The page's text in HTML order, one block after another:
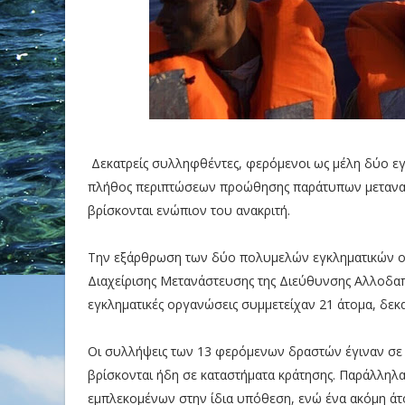
Δεκατρείς συλληφθέντες, φερόμενοι ως μέλη δύο
πλήθος περιπτώσεων προώθησης παράτυπων
βρίσκονται ενώπιον του ανακριτή.
Την εξάρθρωση των δύο πολυμελών εγκληματικών
Διαχείρισης Μετανάστευσης της Διεύθυνσης
εγκληματικές οργανώσεις συμμετείχαν 21 άτομα,
Οι συλλήψεις των 13 φερόμενων δραστών έγιναν σε
βρίσκονται ήδη σε καταστήματα κράτησης.
εμπλεκομένων στην ίδια υπόθεση, ενώ ένα ακόμη